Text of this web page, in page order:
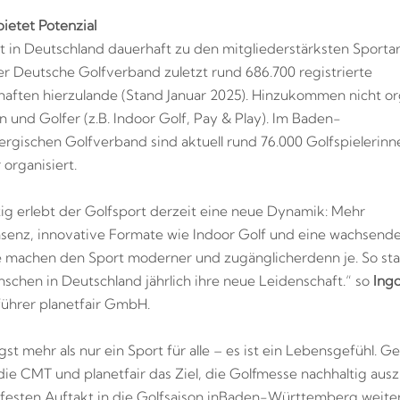
Potenzial
in Deutschland dauerhaft zu den mitgliederstärksten
Deutsche Golfverband zuletzt rund 686.700 registrierte
hierzulande (Stand Januar 2025). Hinzukommen nicht
und Golfer (z.B. Indoor Golf, Pay & Play). Im Baden-
Golfverband sind aktuell rund 76.000
erlebt der Golfsport derzeit eine neue Dynamik: Mehr
innovative Formate wie Indoor Golf und eine
den Sport moderner und zugänglicherdenn je. So
in Deutschland jährlich ihre neue Leidenschaft.“ so
planetfair GmbH.
mehr als nur ein Sport für alle – es ist ein Lebensgefühl.
CMT und planetfair das Ziel, die Golfmesse nachhaltig